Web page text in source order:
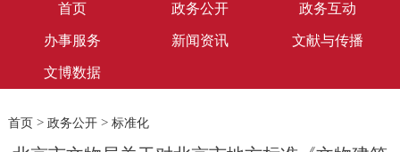
首页 政务公开 政务互动
办事服务 新闻资讯 文献与传播
文博数据
首页> 政务公开> 标准化